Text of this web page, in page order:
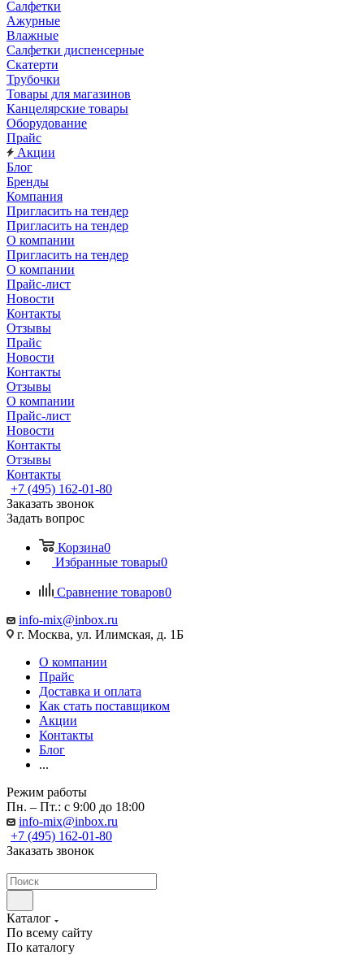
Салфетки
Ажурные
Влажные
Салфетки диспенсерные
Скатерти
Трубочки
Товары для магазинов
Канцелярские товары
Оборудование
Прайс
Акции
Блог
Бренды
Компания
Пригласить на тендер
Пригласить на тендер
О компании
Пригласить на тендер
О компании
Прайс-лист
Новости
Контакты
Отзывы
Прайс
Новости
Контакты
Отзывы
О компании
Прайс-лист
Новости
Контакты
Отзывы
Контакты
+7 (495) 162-01-80
Заказать звонок
Задать вопрос
Корзина0
Избранные товары0
Сравнение товаров0
info-mix@inbox.ru
г. Москва, ул. Илимская, д. 1Б
О компании
Прайс
Доставка и оплата
Как стать поставщиком
Акции
Контакты
Блог
...
Режим работы
Пн. – Пт.: с 9:00 до 18:00
info-mix@inbox.ru
+7 (495) 162-01-80
Заказать звонок
Каталог
По всему сайту
По каталогу